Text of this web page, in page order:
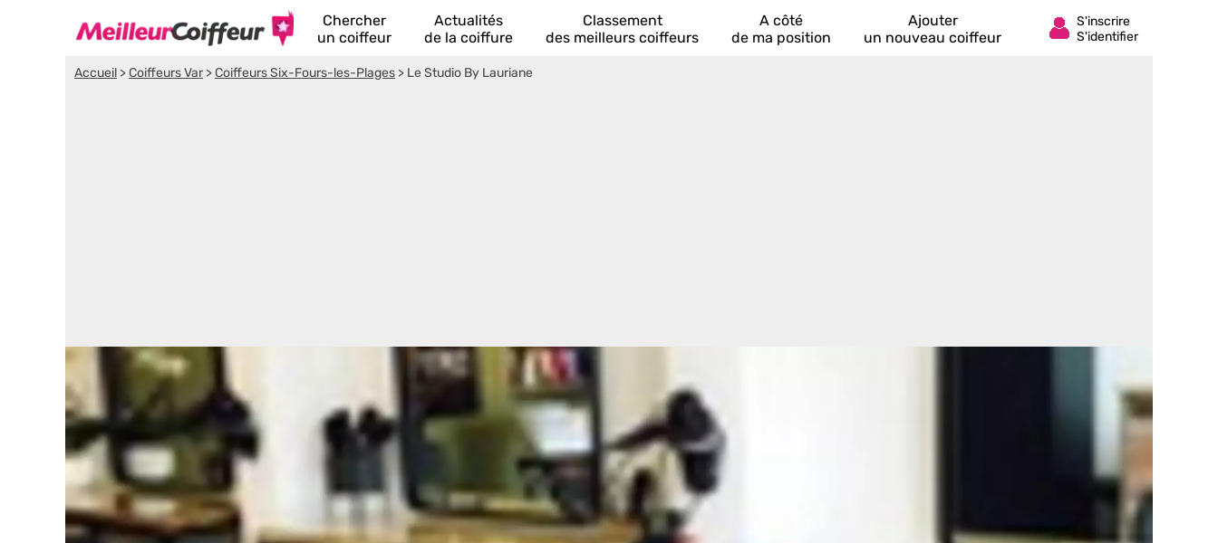
Chercher
un coiffeur
Actualités
de la coiffure
Classement
des meilleurs coiffeurs
A côté
de ma position
Ajouter
un nouveau coiffeur
Accueil >Coiffeurs Var >Coiffeurs Six-Fours-les-Plages > Le Studio By Lauriane